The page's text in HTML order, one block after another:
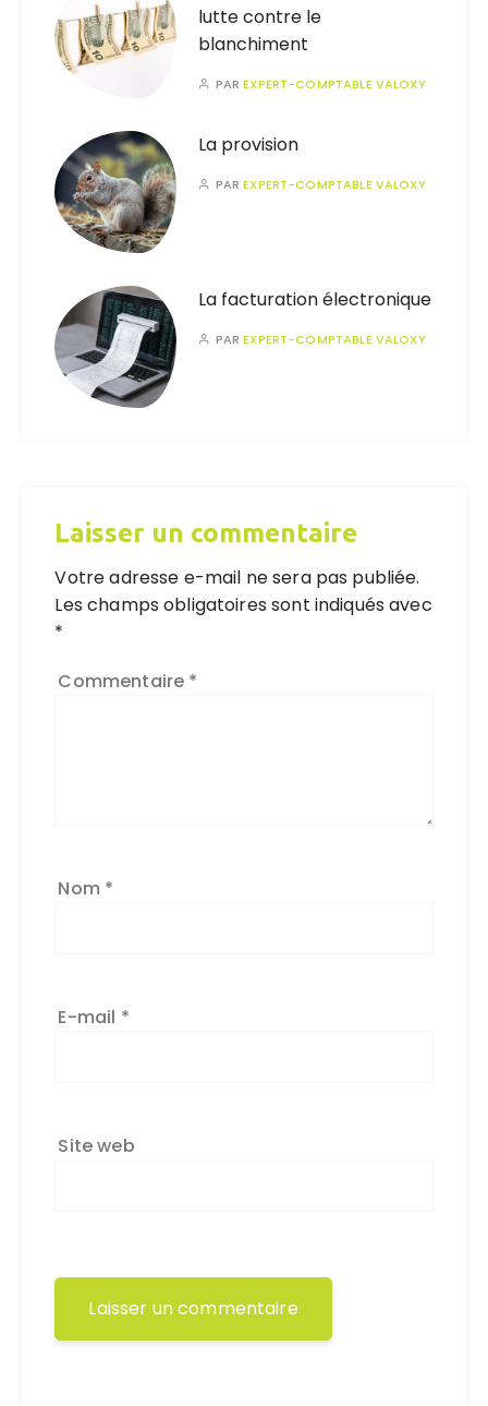
lutte contre le
blanchiment
PAREXPERT-COMPTABLE VALOXY
La provision
PAREXPERT-COMPTABLE VALOXY
La facturation électronique
PAREXPERT-COMPTABLE VALOXY
Laisser un commentaire
Votre adresse e-mail ne sera pas publiée.
Les champs obligatoires sont indiqués avec
*
Commentaire *
Nom *
E-mail *
Site web